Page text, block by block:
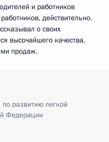
и работников
действительно.
о своих
высочайшего качества,
продаж.
развитию легкой
Федерации